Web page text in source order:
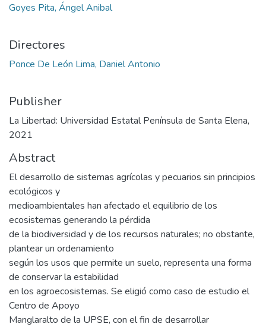
Goyes Pita, Ángel Anibal
Directores
Ponce De León Lima, Daniel Antonio
Publisher
La Libertad: Universidad Estatal Península de Santa Elena,
2021
Abstract
El desarrollo de sistemas agrícolas y pecuarios sin principios
ecológicos y
medioambientales han afectado el equilibrio de los
ecosistemas generando la pérdida
de la biodiversidad y de los recursos naturales; no obstante,
plantear un ordenamiento
según los usos que permite un suelo, representa una forma
de conservar la estabilidad
en los agroecosistemas. Se eligió como caso de estudio el
Centro de Apoyo
Manglaralto de la UPSE, con el fin de desarrollar